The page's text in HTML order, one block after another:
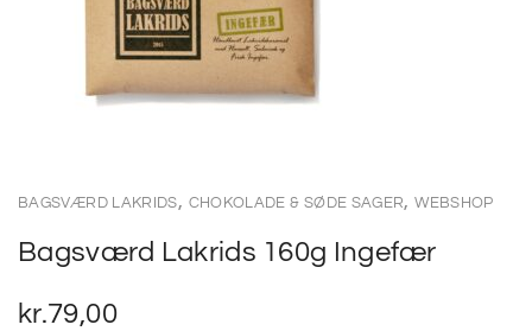
BAGSVÆRD LAKRIDS, CHOKOLADE & SØDE SAGER,WEBSHOP
Bagsværd Lakrids 160g Ingefær
kr.79,00